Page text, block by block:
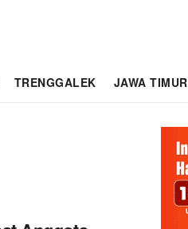
TRENGGALEK JAWA TIMUR